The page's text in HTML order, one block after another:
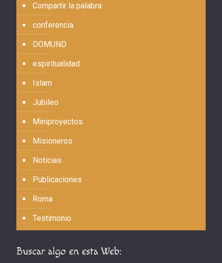
Compartir la palabra
conferencia
DOMUND
espiritualidad
Islam
Jubileo
Miniproyectos
Misioneros
Noticias
Publicaciones
Roma
Testimonio
Buscar algo en esta Web: